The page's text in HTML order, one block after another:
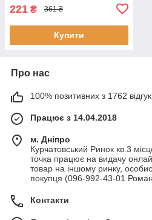
221 ₴ 361 ₴
Купити
Про нас
100% позитивних з 1762
Працює з 14.04.2018
м. Дніпро
Курчатовський Ринок кв.3
точка працює на видачу
товар на іншому ринку,
покупця (096-992-43-01
Контакти